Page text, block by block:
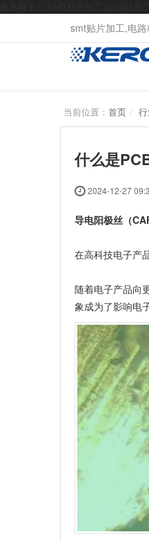
smt贴片加工,电
当前位置： 首页
什么是
2024-12-27
导电阳极丝（
在高科技电子产
随着电子产品向
象成为了影响电